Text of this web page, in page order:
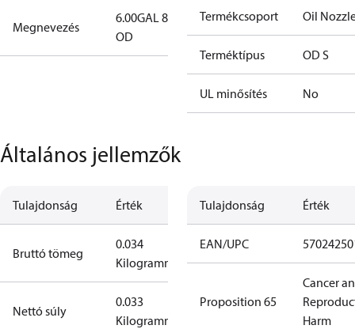
Megnevezés
6.00GAL 80S
OD
Termékcsoport Oil
Terméktípus OD S
UL minősítés No
Általános jellemzők
Tulajdonság Érték
Bruttó tömeg
0.034
Kilogramm
Nettó súly
0.033
Kilogramm
Tulajdonság Érték
EAN/UPC
Proposition 65
Cancer
Harm